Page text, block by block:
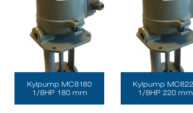
Kylpump MC8180
1/8HP 180 mm
Kylpump
1/8HP 220 mm